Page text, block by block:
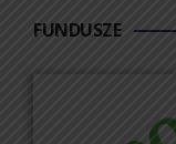
FUNDUSZE